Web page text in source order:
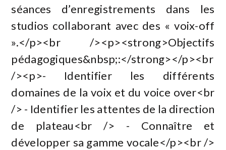
séances d’enregistrements dans les
studios collaborant avec des « voix-off
».</p><br /><p><strong>Objectifs
pédagogiques&nbsp;:</strong></p><br
/><p>- Identifier les différents
domaines de la voix et du voice over<br
/> - Identifier les attentes de la direction
de plateau<br /> - Connaître et
développer sa gamme vocale</p><br />